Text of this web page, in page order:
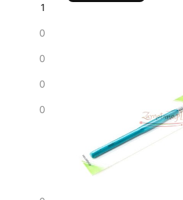
1
0
0
0
0